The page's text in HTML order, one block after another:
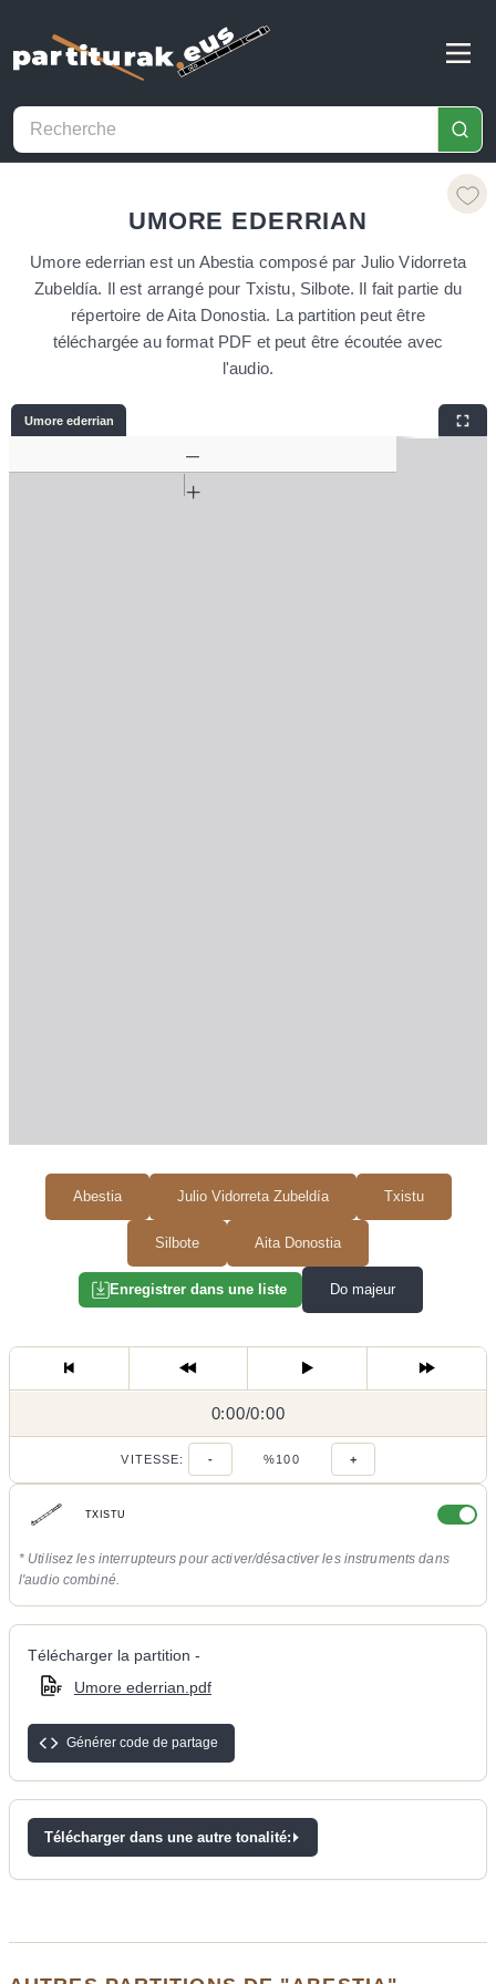
UMORE EDERRIAN
Abestia Julio Vidorreta Zubeldía Txistu
Silbote Aita Donostia
Enregistrer dans une liste Do majeur
Umore ederrian est un Abestia composé par Julio Vidorreta
Zubeldía. Il est arrangé pour Txistu, Silbote. Il fait partie du
répertoire de Aita Donostia. La partition peut être
téléchargée au format PDF et peut être écoutée avec
l'audio.
0:00/
0:00/0:00
VITESSE: - %100 +
TXISTU
* Utilisez les interrupteurs pour activer/désactiver les instruments dans
l'audio combiné.
Télécharger la partition -
Umore ederrian.pdf
Générer code de partage
Télécharger dans une autre tonalité:
Umore ederrian